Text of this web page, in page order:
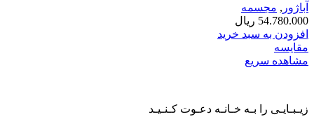
آباژور , مجسمه
54.780.000 ریال
افزودن به سبد خرید
مقایسه
مشاهده سریع
زیـبـایـی را بـه خـانـه دعـوت کـنـیـد